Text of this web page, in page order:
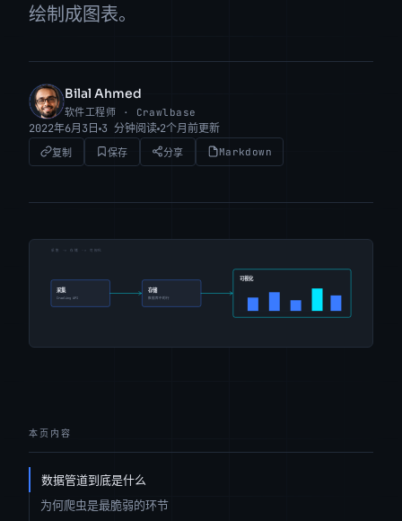
绘制成图表。
BA
Bilal Ahmed
软件工程师 · Crawlbase
2022年6月3日 3 分钟阅读 2个月前更新
复制 保存 分享 Markdown
本页内容
数据管道到底是什么
为何爬虫是最脆弱的环节